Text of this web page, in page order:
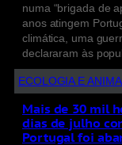
numa “brigada de
anos atingem
climática, uma
declararam às
ECOLOGIA E
Mais de 30 mil
dias de julho
Portugal foi